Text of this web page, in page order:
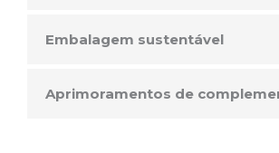
Embalagem sustentável
Aprimoramentos de